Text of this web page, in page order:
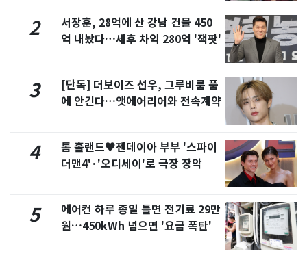
2
서장훈, 28억에 산 강남 건물 450
억 내놨다…세후 차익 280억 '잭팟'
3
[단독] 더보이즈 선우, 그루비룸 품
에 안긴다…앳에어리어와 전속계약
4
톰 홀랜드♥젠데이아 부부 '스파이
더맨4'·'오디세이'로 극장 장악
5
에어컨 하루 종일 틀면 전기료 29만
원…450kWh 넘으면 '요금 폭탄'